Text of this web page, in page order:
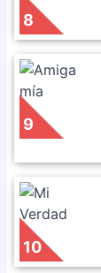
8
9
10